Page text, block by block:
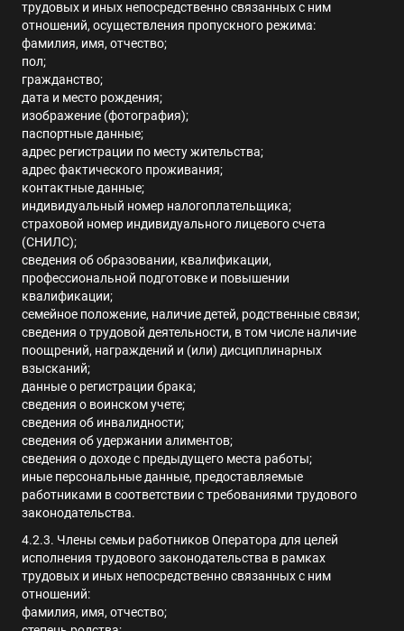
трудовых и иных непосредственно связанных с ним
отношений, осуществления пропускного режима:
фамилия, имя, отчество;
пол;
гражданство;
дата и место рождения;
изображение (фотография);
паспортные данные;
адрес регистрации по месту жительства;
адрес фактического проживания;
контактные данные;
индивидуальный номер налогоплательщика;
страховой номер индивидуального лицевого счета
(СНИЛС);
сведения об образовании, квалификации,
профессиональной подготовке и повышении
квалификации;
семейное положение, наличие детей, родственные связи;
сведения о трудовой деятельности, в том числе наличие
поощрений, награждений и (или) дисциплинарных
взысканий;
данные о регистрации брака;
сведения о воинском учете;
сведения об инвалидности;
сведения об удержании алиментов;
сведения о доходе с предыдущего места работы;
иные персональные данные, предоставляемые
работниками в соответствии с требованиями трудового
законодательства.
4.2.3. Члены семьи работников Оператора для целей
исполнения трудового законодательства в рамках
трудовых и иных непосредственно связанных с ним
отношений:
фамилия, имя, отчество;